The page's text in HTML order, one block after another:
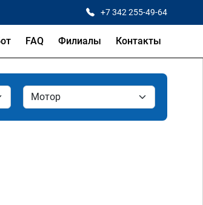
+7 342 255-49-64
FAQ Филиалы Контакты